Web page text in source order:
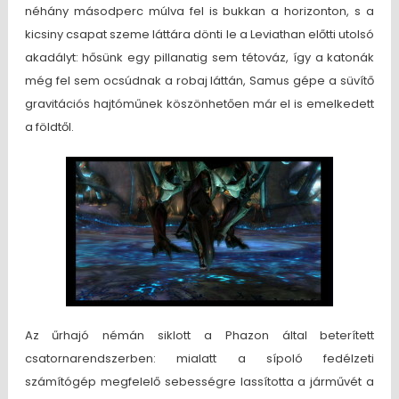
néhány másodperc múlva fel is bukkan a horizonton, s a
kicsiny csapat szeme láttára dönti le a Leviathan előtti utolsó
akadályt: hősünk egy pillanatig sem tétováz, így a katonák
még fel sem ocsúdnak a robaj láttán, Samus gépe a süvítő
gravitációs hajtóműnek köszönhetően már el is emelkedett
a földtől.
Az űrhajó némán siklott a Phazon által beterített
csatornarendszerben: mialatt a sípoló fedélzeti
számítógép megfelelő sebességre lassította a járművét a